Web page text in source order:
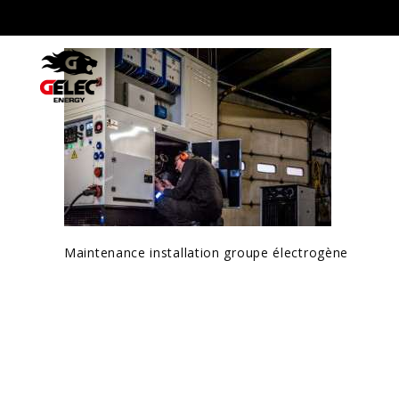
Maintenance installation groupe électrogène